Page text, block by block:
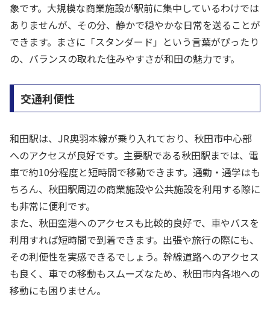
象です。大規模な商業施設が駅前に集中しているわけでは
ありませんが、その分、静かで穏やかな日常を送ることが
できます。まさに「スタンダード」という言葉がぴったり
の、バランスの取れた住みやすさが和田の魅力です。
交通利便性
和田駅は、JR奥羽本線が乗り入れており、秋田市中心部
へのアクセスが良好です。主要駅である秋田駅までは、電
車で約10分程度と短時間で移動できます。通勤・通学はも
ちろん、秋田駅周辺の商業施設や公共施設を利用する際に
も非常に便利です。
また、秋田空港へのアクセスも比較的良好で、車やバスを
利用すれば短時間で到着できます。出張や旅行の際にも、
その利便性を実感できるでしょう。幹線道路へのアクセス
も良く、車での移動もスムーズなため、秋田市内各地への
移動にも困りません。